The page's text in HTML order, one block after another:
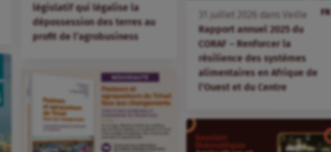
législatif qui légalise la
dépossession des terres au
profit de l’agrobusiness
FR
juillet dans
Veille
Rapport annuel 2025 du
CORAF – Renforcer la
résilience des systèmes
alimentaires en Afrique de
l’Ouest et du Centre